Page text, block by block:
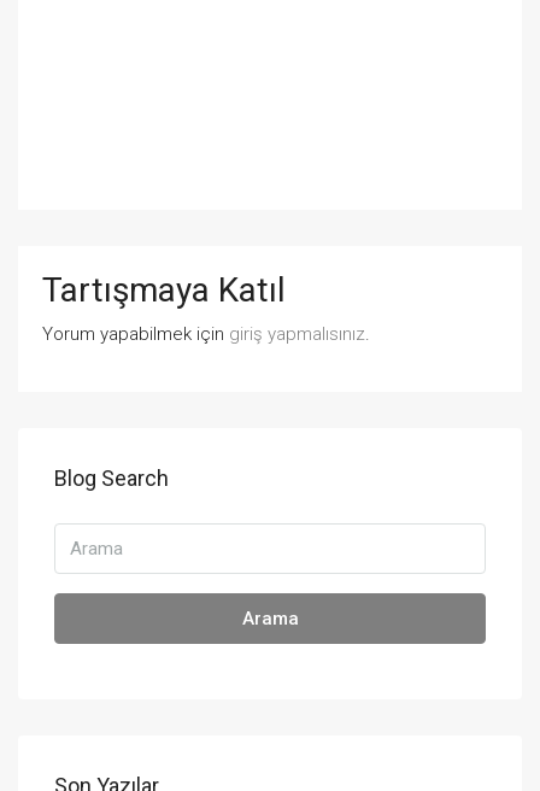
Tartışmaya Katıl
Yorum yapabilmek için giriş yapmalısınız.
Blog Search
Arama
Son Yazılar